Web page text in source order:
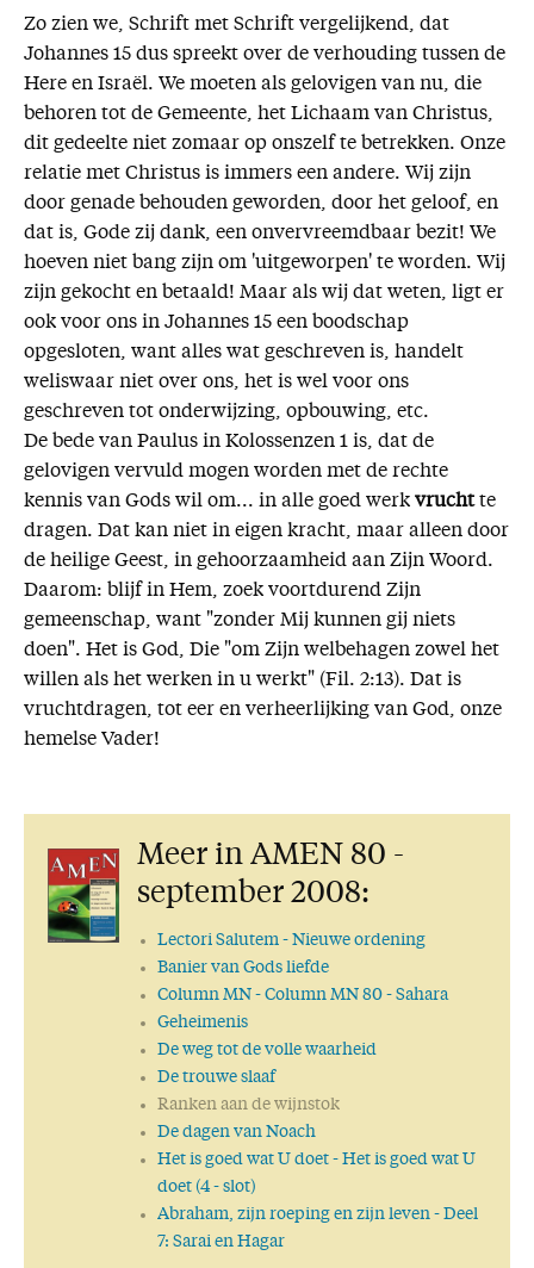
Zo zien we, Schrift met Schrift vergelijkend, dat
Johannes 15 dus spreekt over de verhouding tussen de
Here en Israël. We moeten als gelovigen van nu, die
behoren tot de Gemeente, het Lichaam van Christus,
dit gedeelte niet zomaar op onszelf te betrekken. Onze
relatie met Christus is immers een andere. Wij zijn
door genade behouden geworden, door het geloof, en
dat is, Gode zij dank, een onvervreemdbaar bezit! We
hoeven niet bang zijn om 'uitgeworpen' te worden. Wij
zijn gekocht en betaald! Maar als wij dat weten, ligt er
ook voor ons in Johannes 15 een boodschap
opgesloten, want alles wat geschreven is, handelt
weliswaar niet over ons, het is wel voor ons
geschreven tot onderwijzing, opbouwing, etc.
De bede van Paulus in Kolossenzen 1 is, dat de
gelovigen vervuld mogen worden met de rechte
kennis van Gods wil om... in alle goed werk vruchtte
dragen. Dat kan niet in eigen kracht, maar alleen door
de heilige Geest, in gehoorzaamheid aan Zijn Woord.
Daarom: blijf in Hem, zoek voortdurend Zijn
gemeenschap, want "zonder Mij kunnen gij niets
doen". Het is God, Die "om Zijn welbehagen zowel het
willen als het werken in u werkt" (Fil. 2:13). Dat is
vruchtdragen, tot eer en verheerlijking van God, onze
hemelse Vader!
Meer in AMEN 80 -
september 2008:
Lectori Salutem- Nieuwe ordening
Banier van Gods liefde
Column MN- Column MN 80 - Sahara
Geheimenis
De weg tot de volle waarheid
De trouwe slaaf
Ranken aan de wijnstok
De dagen van Noach
Het is goed wat U doet- Het is goed wat U
doet (4 - slot)
Abraham, zijn roeping en zijn leven- Deel
7: Sarai en Hagar